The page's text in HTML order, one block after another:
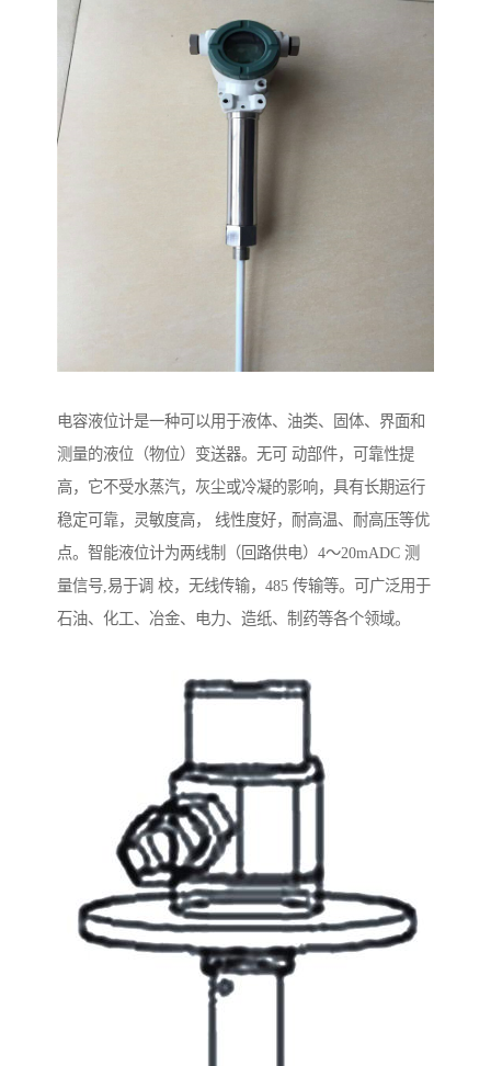
电容液位计是一种可以用于液体、油类、固体、界面和
测量的液位（物位）变送器。无可 动部件，可靠性提
高，它不受水蒸汽，灰尘或冷凝的影响，具有长期运行
稳定可靠，灵敏度高， 线性度好，耐高温、耐高压等优
点。智能液位计为两线制（回路供电）4～20mADC 测
量信号,易于调 校，无线传输，485 传输等。可广泛用于
石油、化工、冶金、电力、造纸、制药等各个领域。